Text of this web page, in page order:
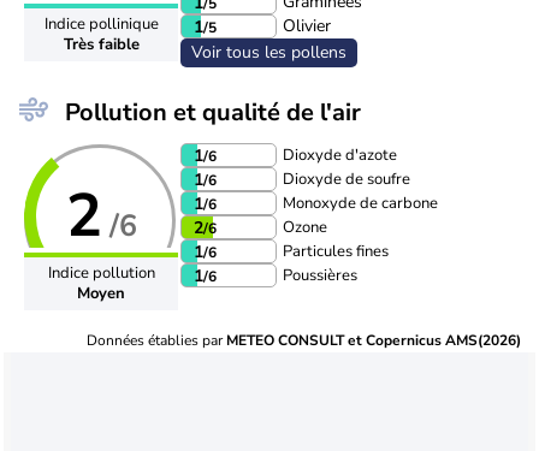
Indice pollinique
Très faible
1/5
Olivier
Voir tous les pollens
Pollution et qualité de l'air
2 /6
Indice pollution
Moyen
1/6 Dioxyde d'azote
1/6 Dioxyde de soufre
1/6 Monoxyde de carbone
2/6 Ozone
1/6 Particules fines
1/6 Poussières
Données établies parMETEO CONSULT et Copernicus AMS(2026)